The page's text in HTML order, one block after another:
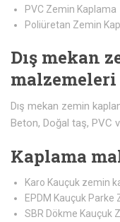
PVC Zemin Kaplama
Poliüretan Zemin
Dış mekan
Dış mekan zemin
Beton, Doğal taş, PVC
Kaplama
Karo Kauçuk zemin
EPDM Kauçuk Parke
SBR Dökme Kauçuk